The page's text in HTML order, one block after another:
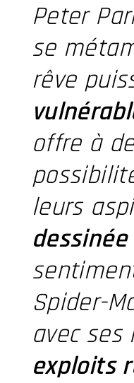
Peter
se
rêve
offre à
leurs
Spider-
avec
exploits